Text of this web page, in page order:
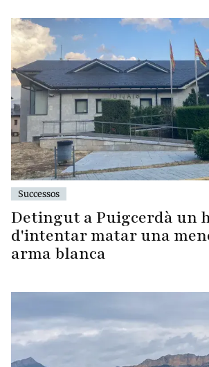
Successos
Detingut a Puigcerdà un
d'intentar matar una
arma blanca